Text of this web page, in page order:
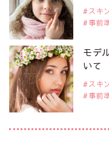
2019年9月29日
注目モデルを1名追加いた
是非ご覧ください。
注目のアジア系モデル
2019年9月29日
注目モデルを1名追加いた
スキ
事前
モデ
いて
スキ
事前